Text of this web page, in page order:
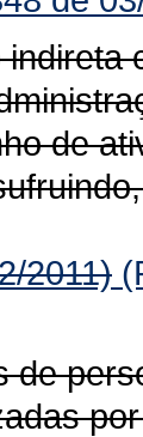
indireta
de
2011)
de